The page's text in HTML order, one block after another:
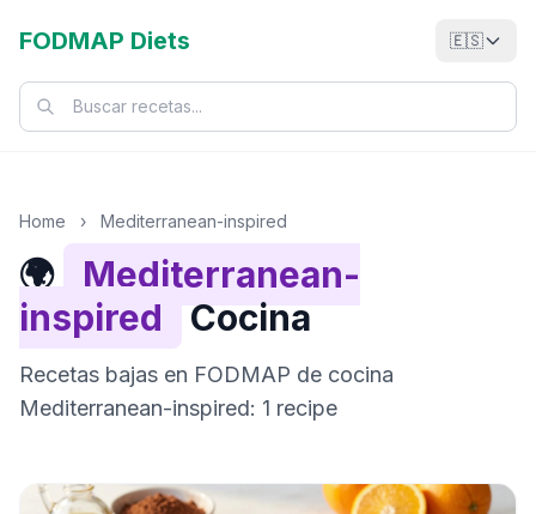
FODMAP Diets 🇪🇸
Home › Mediterranean-inspired
🌍
Mediterranean-
inspired
Cocina
Recetas bajas en FODMAP de cocina
Mediterranean-inspired: 1 recipe